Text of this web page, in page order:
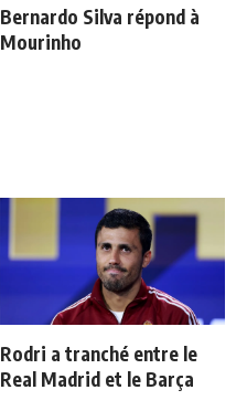
Bernardo Silva répond à
Mourinho
Rodri a tranché entre le
Real Madrid et le Barça